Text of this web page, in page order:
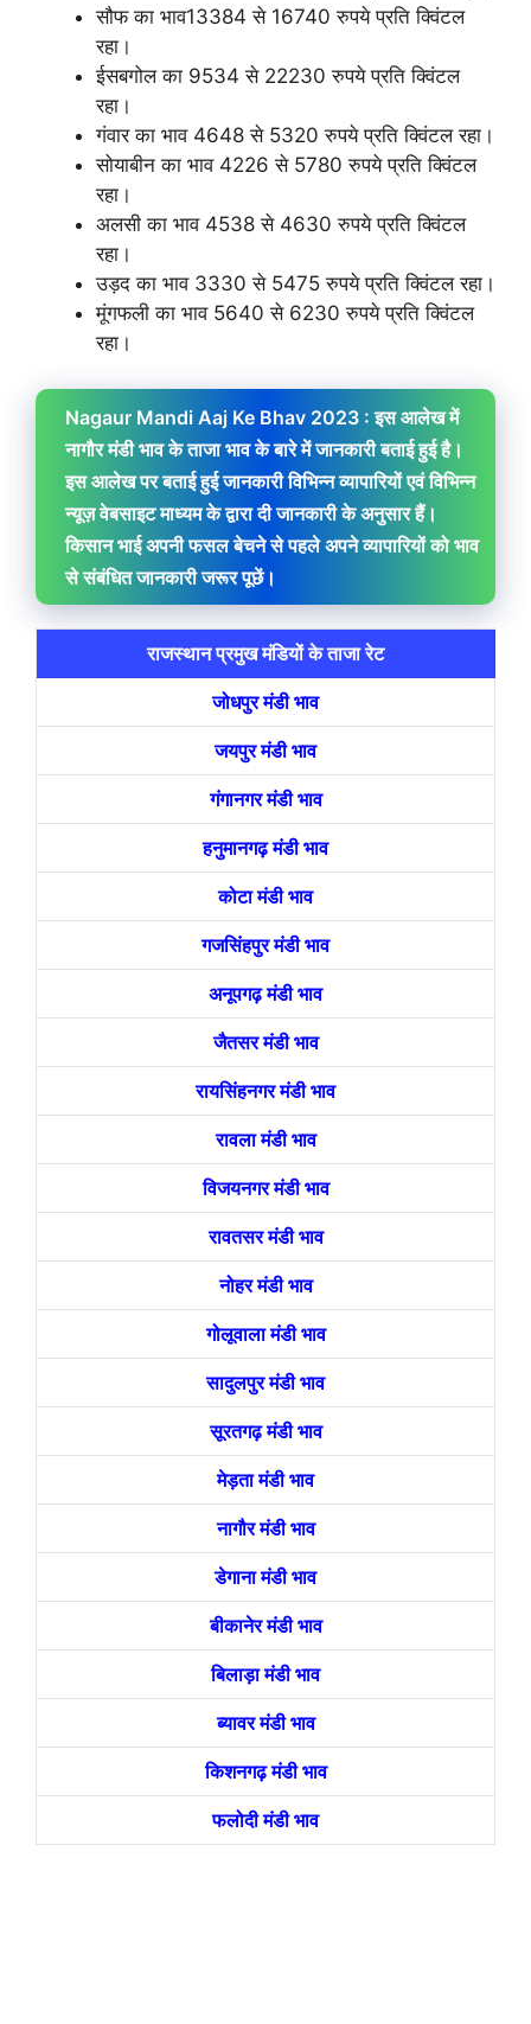
सौफ का भाव13384 से 16740 रुपये प्रति क्विंटल
रहा।
ईसबगोल का 9534 से 22230 रुपये प्रति क्विंटल
रहा।
गंवार का भाव 4648 से 5320 रुपये प्रति क्विंटल रहा।
सोयाबीन का भाव 4226 से 5780 रुपये प्रति क्विंटल
रहा।
अलसी का भाव 4538 से 4630 रुपये प्रति क्विंटल
रहा।
उड़द का भाव 3330 से 5475 रुपये प्रति क्विंटल रहा।
मूंगफली का भाव 5640 से 6230 रुपये प्रति क्विंटल
रहा।
Nagaur Mandi Aaj Ke Bhav 2023 : इस आलेख में
नागौर मंडी भाव के ताजा भाव के बारे में जानकारी बताई हुई है।
इस आलेख पर बताई हुई जानकारी विभिन्न व्यापारियों एवं विभिन्न
न्यूज़ वेबसाइट माध्यम के द्वारा दी जानकारी के अनुसार हैं।
किसान भाई अपनी फसल बेचने से पहले अपने व्यापारियों को भाव
से संबंधित जानकारी जरूर पूछें।
राजस्थान प्रमुख मंडियों के ताजा रेट
जोधपुर मंडी भाव
जयपुर मंडी भाव
गंगानगर मंडी भाव
हनुमानगढ़ मंडी भाव
कोटा मंडी भाव
गजसिंहपुर मंडी भाव
अनूपगढ़ मंडी भाव
जैतसर मंडी भाव
रायसिंहनगर मंडी भाव
रावला मंडी भाव
विजयनगर मंडी भाव
रावतसर मंडी भाव
नोहर मंडी भाव
गोलूवाला मंडी भाव
सादुलपुर मंडी भाव
सूरतगढ़ मंडी भाव
मेड़ता मंडी भाव
नागौर मंडी भाव
डेगाना मंडी भाव
बीकानेर मंडी भाव
बिलाड़ा मंडी भाव
ब्यावर मंडी भाव
किशनगढ़ मंडी भाव
फलोदी मंडी भाव